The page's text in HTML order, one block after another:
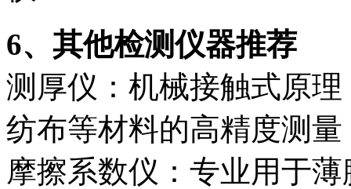
6、其他检测仪器推荐
测厚仪：机械接触式原
纺布等材料的高精度测量
摩擦系数仪：专业用于